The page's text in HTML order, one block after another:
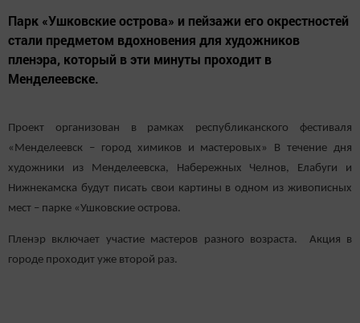
Парк «Ушковские острова» и пейзажи его окрестностей
стали предметом вдохновения для художников
пленэра, который в эти минуты проходит в
Менделеевске.
Проект организован в рамках республиканского фестиваля
«Менделеевск – город химиков и мастеровых» В течение дня
художники из Менделеевска, Набережных Челнов, Елабуги и
Нижнекамска будут писать свои картины в одном из живописных
мест – парке «Ушковские острова.
Пленэр включает участие мастеров разного возраста. Акция в
городе проходит уже второй раз.